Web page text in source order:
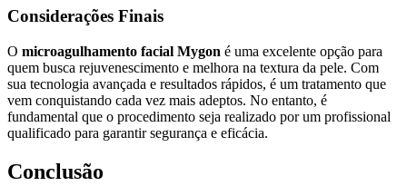
Considerações Finais
O microagulhamento facial Mygon é uma excelente opção para
quem busca rejuvenescimento e melhora na textura da pele. Com
sua tecnologia avançada e resultados rápidos, é um tratamento que
vem conquistando cada vez mais adeptos. No entanto, é
fundamental que o procedimento seja realizado por um profissional
qualificado para garantir segurança e eficácia.
Conclusão